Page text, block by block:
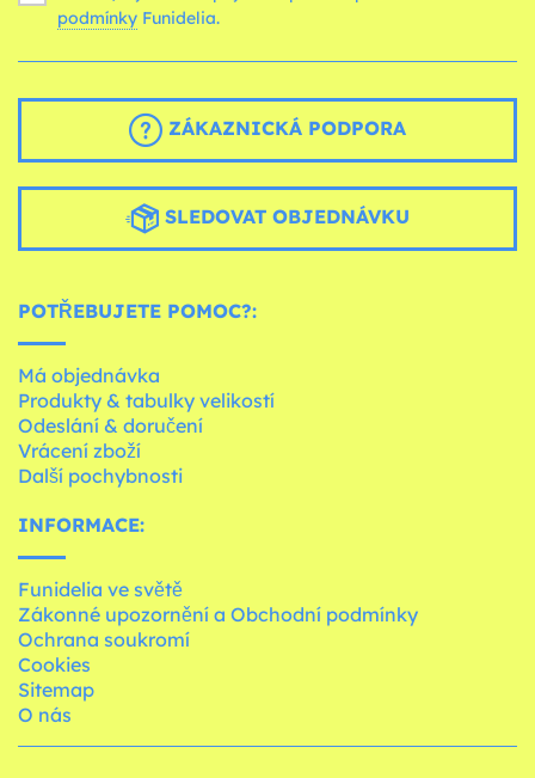
podmínky Funidelia.
ZÁKAZNICKÁ PODPORA
SLEDOVAT OBJEDNÁVKU
POTŘEBUJETE POMOC?:
Má objednávka
Produkty & tabulky velikostí
Odeslání & doručení
Vrácení zboží
Další pochybnosti
INFORMACE:
Funidelia ve světě
Zákonné upozornění a Obchodní podmínky
Ochrana soukromí
Cookies
Sitemap
O nás